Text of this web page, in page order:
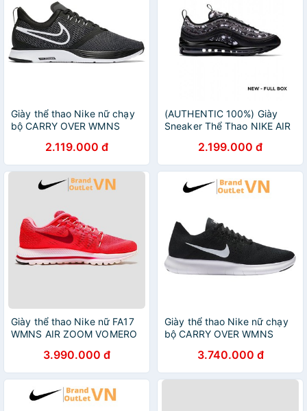
Giày thể thao Nike nữ chạy
bộ CARRY OVER WMNS
AJ0188-0012.119.000 đ
(AUTHENTIC 100%) Giày
Sneaker Thể Thao NIKE AIR
CAMO” Chính Hãng 100% -
Full Box
2.199.000 đ
Giày thể thao Nike nữ FA17
WMNS AIR ZOOM VOMERO
3.990.000 đ
Giày thể thao Nike nữ chạy
bộ CARRY OVER WMNS
880844-0013.740.000 đ